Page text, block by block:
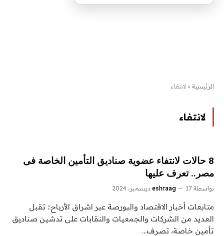
الرئيسية » لانتفاء
لانتفاء
8 حالات لانتفاء عضوية صناديق التأمين الخاصة فى
مصر.. تعرف عليها
بواسطة eshraag 17 ديسمبر، 2024
متابعات أخبار الاقتصاد والبورصة عبر اشراق الأرباح:: تقبل
العديد من الشركات والجمعيات والنقابات على تدشين صناديق
تأمين خاصة، تصرف…